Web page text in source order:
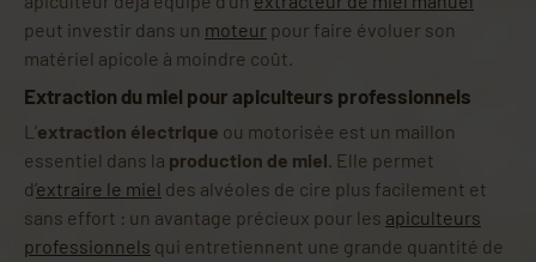
peut investir dans un moteur pour faire évoluer son
matériel apicole à moindre coût.
Extraction du miel pour apiculteurs professionnels
L’extraction électrique ou motorisée est un maillon
essentiel dans la production de miel. Elle permet
d’extraire le miel des alvéoles de cire plus facilement et
sans effort : un avantage précieux pour les apiculteurs
professionnels qui entretiennent une grande quantité de